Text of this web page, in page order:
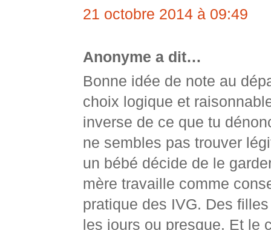
21 octobre 2014 à 09:49
Anonyme a dit…
Bonne idée de note au
choix logique et
inverse de ce que tu
ne sembles pas trouver
un bébé décide de le
mère travaille comme
pratique des IVG. Des
les jours ou presque. Et le